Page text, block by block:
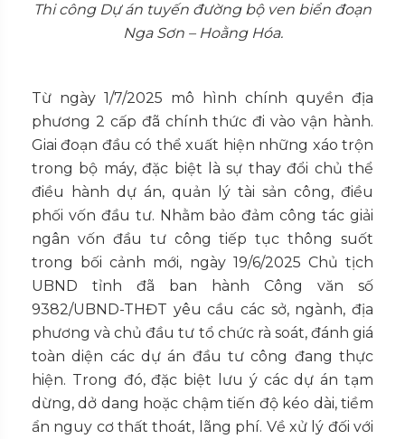
Thi công Dự án tuyến đường bộ ven biển đoạn
Nga Sơn – Hoằng Hóa.
Từ ngày 1/7/2025 mô hình chính quyền địa
phương 2 cấp đã chính thức đi vào vận hành.
Giai đoạn đầu có thể xuất hiện những xáo trộn
trong bộ máy, đặc biệt là sự thay đổi chủ thể
điều hành dự án, quản lý tài sản công, điều
phối vốn đầu tư. Nhằm bảo đảm công tác giải
ngân vốn đầu tư công tiếp tục thông suốt
trong bối cảnh mới, ngày 19/6/2025 Chủ tịch
UBND tỉnh đã ban hành Công văn số
9382/UBND-THĐT yêu cầu các sở, ngành, địa
phương và chủ đầu tư tổ chức rà soát, đánh giá
toàn diện các dự án đầu tư công đang thực
hiện. Trong đó, đặc biệt lưu ý các dự án tạm
dừng, dở dang hoặc chậm tiến độ kéo dài, tiềm
ẩn nguy cơ thất thoát, lãng phí. Về xử lý đối với